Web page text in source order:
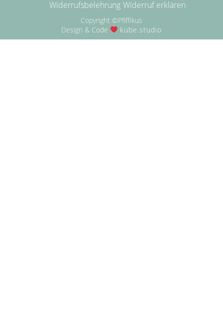
Copyright ©Pfiffikus
Design & Code
kube.studio
Widerrufsbelehrung Widerruf erklären